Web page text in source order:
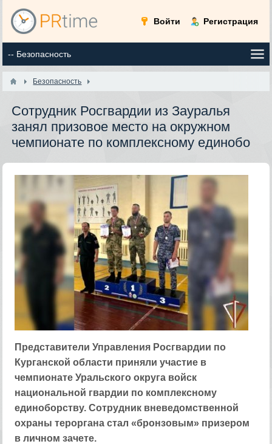
Войти Регистрация
Безопасность
Сотрудник Росгвардии из Зауралья
занял призовое место на окружном
чемпионате по комплексному единобо
Представители Управления Росгвардии по
Курганской области приняли участие в
чемпионате Уральского округа войск
национальной гвардии по комплексному
единоборству. Сотрудник вневедомственной
охраны тероргана стал «бронзовым» призером
в личном зачете.